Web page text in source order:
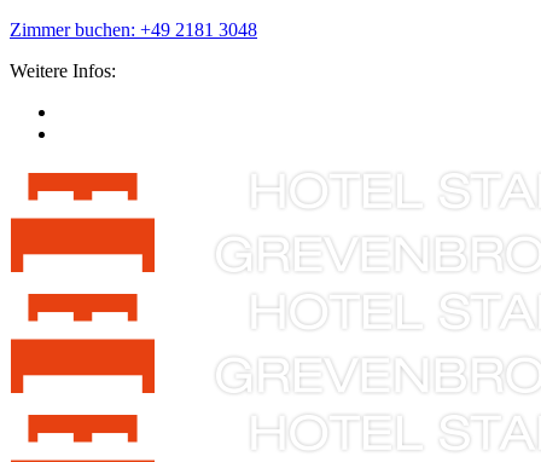
Zimmer buchen: +49 2181 3048
Weitere Infos: